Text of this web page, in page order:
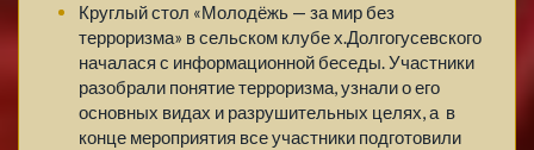
Круглый стол «Молодёжь — за мир без
терроризма» в сельском клубе х.Долгогусевского
началася с информационной беседы. Участники
разобрали понятие терроризма, узнали о его
основных видах и разрушительных целях, а в
конце мероприятия все участники подготовили